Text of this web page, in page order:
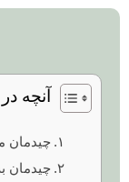
آنچه
چیدمان
چیدمان